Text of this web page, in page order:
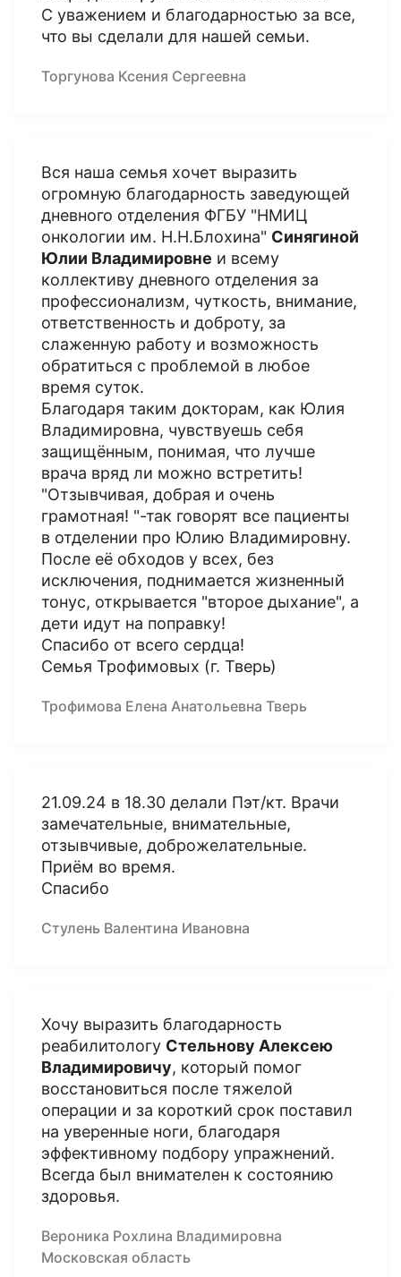
С уважением и благодарностью за все,
что вы сделали для нашей семьи.
Торгунова Ксения Сергеевна
Вся наша семья хочет выразить
огромную благодарность заведующей
дневного отделения ФГБУ "НМИЦ
онкологии им. Н.Н.Блохина" Синягиной
Юлии Владимировне и всему
коллективу дневного отделения за
профессионализм, чуткость, внимание,
ответственность и доброту, за
слаженную работу и возможность
обратиться с проблемой в любое
время суток.
Благодаря таким докторам, как Юлия
Владимировна, чувствуешь себя
защищëнным, понимая, что лучше
врача вряд ли можно встретить!
"Отзывчивая, добрая и очень
грамотная! "-так говорят все пациенты
в отделении про Юлию Владимировну.
После еë обходов у всех, без
исключения, поднимается жизненный
тонус, открывается "второе дыхание", а
дети идут на поправку!
Спасибо от всего сердца!
Семья Трофимовых (г. Тверь)
Трофимова Елена Анатольевна Тверь
21.09.24 в 18.30 делали Пэт/кт. Врачи
замечательные, внимательные,
отзывчивые, доброжелательные.
Приём во время.
Спасибо
Стулень Валентина Ивановна
Хочу выразить благодарность
реабилитологу Стельнову Алексею
Владимировичу, который помог
восстановиться после тяжелой
операции и за короткий срок поставил
на уверенные ноги, благодаря
эффективному подбору упражнений.
Всегда был внимателен к состоянию
здоровья.
Вероника Рохлина Владимировна
Московская область